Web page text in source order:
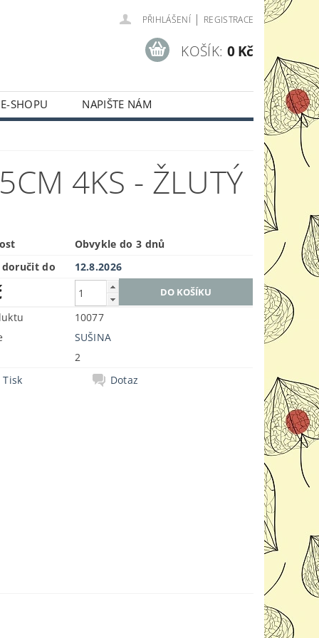
PŘIHLÁŠENÍ | REGISTRACE
KOŠÍK: 0 Kč
SHOPU NAPIŠTE NÁM
4KS - ŽLUTÝ
Obvykle do 3 dnů
doručit do
12.8.2026
10077
SUŠINA
2
Tisk
Dotaz